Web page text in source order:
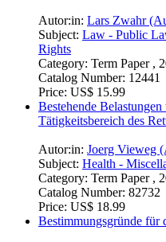
Autor:in: Lars Zwahr
Subject: Law - Public
Rights
Category: Term Paper ,
Catalog Number: 12441
Price: US$ 15.99
Bestehende
Tätigkeitsbereich des
Autor:in: Joerg Vieweg
Subject: Health -
Category: Term Paper ,
Catalog Number: 82732
Price: US$ 18.99
Bestimmungsgründe für